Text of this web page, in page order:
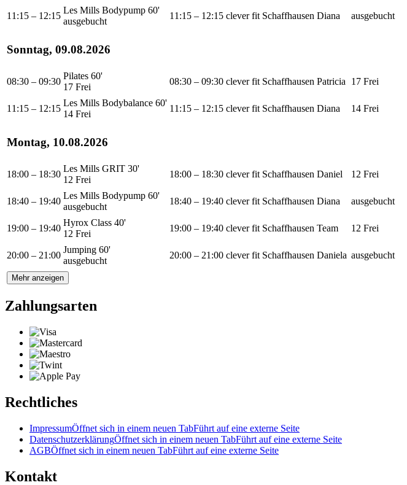
11:15 – 12:15
Les Mills Bodypump 60'
ausgebucht
11:15 – 12:15 clever fit Schaffhausen Diana ausgebucht
Sonntag, 09.08.2026
08:30 – 09:30
Pilates 60'
17 Frei
08:30 – 09:30 clever fit Schaffhausen Patricia 17 Frei
11:15 – 12:15
Les Mills Bodybalance 60'
14 Frei
11:15 – 12:15 clever fit Schaffhausen Diana 14 Frei
Montag, 10.08.2026
18:00 – 18:30
Les Mills GRIT 30'
12 Frei
18:00 – 18:30 clever fit Schaffhausen Daniel 12 Frei
18:40 – 19:40
Les Mills Bodypump 60'
ausgebucht
18:40 – 19:40 clever fit Schaffhausen Diana ausgebucht
19:00 – 19:40
Hyrox Class 40'
12 Frei
19:00 – 19:40 clever fit Schaffhausen Team 12 Frei
20:00 – 21:00
Jumping 60'
ausgebucht
20:00 – 21:00 clever fit Schaffhausen Daniela ausgebucht
Mehr anzeigen
Zahlungsarten
Rechtliches
ImpressumÖffnet sich in einem neuen TabFührt auf eine externe Seite
DatenschutzerklärungÖffnet sich in einem neuen TabFührt auf eine externe Seite
AGBÖffnet sich in einem neuen TabFührt auf eine externe Seite
Kontakt